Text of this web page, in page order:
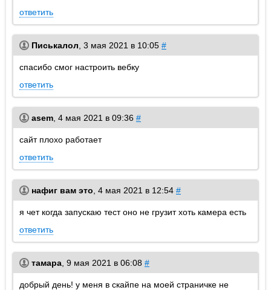
ответить
Писькалол 3 мая 2021 в 10:05 #
спасибо смог настроить вебку
ответить
asem 4 мая 2021 в 09:36 #
сайт плохо работает
ответить
нафиг вам это 4 мая 2021 в 12:54 #
я чет когда запускаю тест оно не грузит хоть камера есть
ответить
тамара 9 мая 2021 в 06:08 #
добрый день! у меня в скайпе на моей страничке не